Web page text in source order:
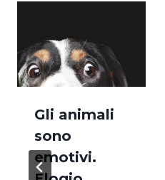
Gli animali
sono
emotivi.